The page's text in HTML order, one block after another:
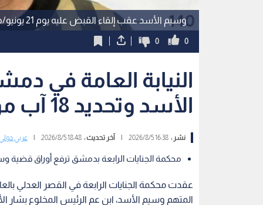
وسيم الأسد عقب إلقاء القبض عليه يوم 21 يونيو/حزيران 2025
0
0
النيابة العامة في
الأسد وتحديد 18 آب موعدا للنطق بالحكم -فيديو
نشر :16:38 2026/8/5 آخر تحديث :18:48 2026/8/5 عربي
محكمة الجنايات الرابعة بدمشق ترفع أوراق قضية
عقدت محكمة الجنايات الرابعة في القصر العدلي
المتهم وسيم الأسد، ابن عم الرئيس المخلوع